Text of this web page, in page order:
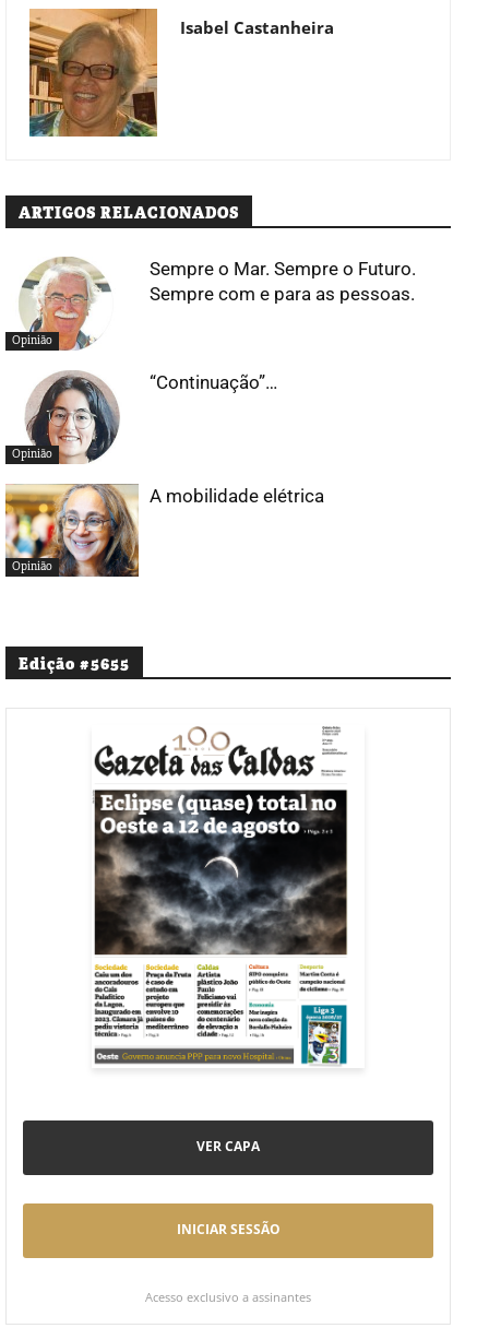
Isabel Castanheira
ARTIGOS RELACIONADOS
Opinião
Sempre o Mar. Sempre o Futuro.
Sempre com e para as pessoas.
Opinião
“Continuação”…
Opinião
A mobilidade elétrica
Edição #5655
VER CAPA
INICIAR SESSÃO
Acesso exclusivo a assinantes